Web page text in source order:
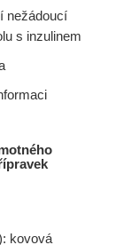
nežádoucí
s inzulinem
kovová